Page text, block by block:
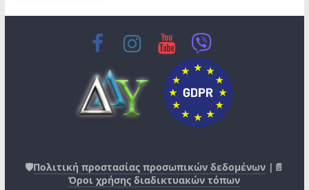
🛡️Πολιτική προστασίας προσωπικών δεδομένων |📄
Όροι χρήσης διαδικτυακών τόπων